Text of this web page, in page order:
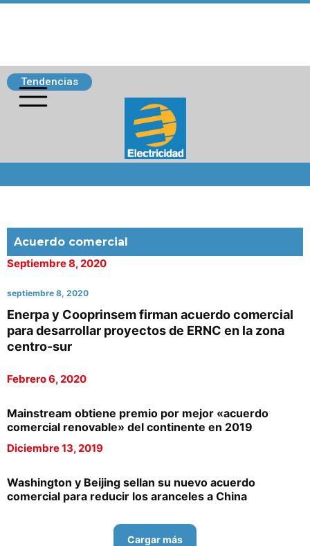
Tendencias
Acuerdo comercial
Septiembre 8, 2020
septiembre 8, 2020
Enerpa y Cooprinsem firman acuerdo comercial
para desarrollar proyectos de ERNC en la zona
centro-sur
Febrero 6, 2020
Mainstream obtiene premio por mejor «acuerdo
comercial renovable» del continente en 2019
Diciembre 13, 2019
Washington y Beijing sellan su nuevo acuerdo
comercial para reducir los aranceles a China
Cargar más